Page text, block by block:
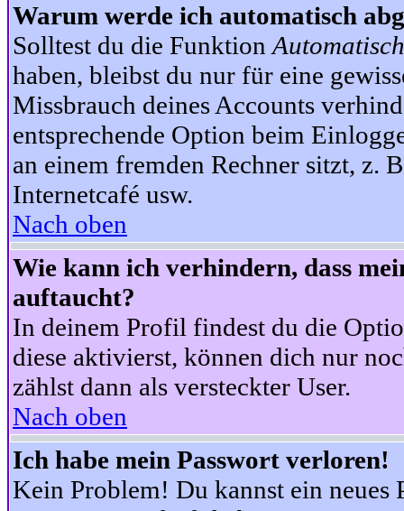
Warum werde ich automatisch
Solltest du die Funktion
haben, bleibst du nur für eine
Missbrauch deines Accounts
entsprechende Option beim
an einem fremden Rechner sitzt, z.
Internetcafé usw.
Nach oben
Wie kann ich verhindern, dass
auftaucht?
In deinem Profil findest du die
diese aktivierst, können dich nur
zählst dann als versteckter User.
Nach oben
Ich habe mein Passwort verloren!
Kein Problem! Du kannst ein neues